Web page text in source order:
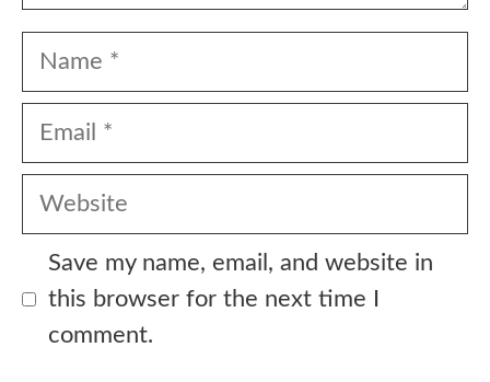
Name
Email
Website
Save my name, email, and website in
this browser for the next time I
comment.